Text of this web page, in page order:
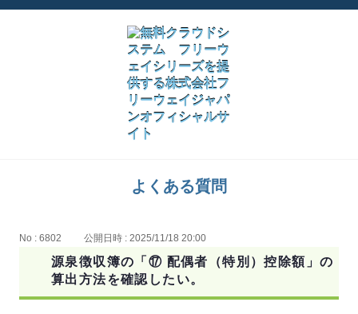
よくある質問
No : 6802 公開日時 : 2025/11/18 20:00
源泉徴収簿の「⑰ 配偶者（特別）控除額」の
算出方法を確認したい。